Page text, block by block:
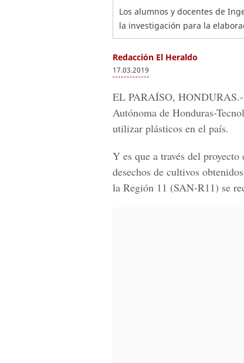
Los alumnos y docentes de
la investigación para la
Redacción El Heraldo
17.03.2019
EL PARAÍSO, HONDURAS.-
Autónoma de Honduras-
utilizar plásticos en el país.
Y es que a través del
desechos de cultivos
la Región 11 (SAN-R11) se